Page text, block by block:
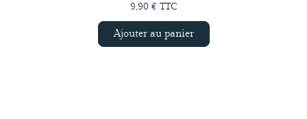
9,90 € TTC
Ajouter au panier